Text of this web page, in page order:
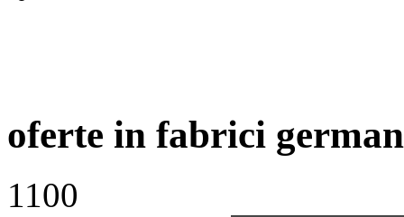
oferte in fabrici
1100